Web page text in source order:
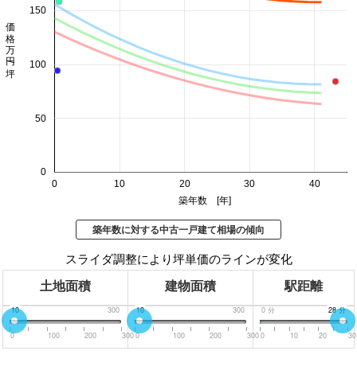
0 10 20 30 40
0
50
100
150
築年数 [年]
価格 万円/坪
築年数に対する中古一戸建て相場の傾向
スライダ調整により坪単価のラインが変化
土地面積 建物面積 駅距離
0 300
10
0 100 200 300
0 300
10
0 100 200 300
0 分 30分
28分
0 10 20 30